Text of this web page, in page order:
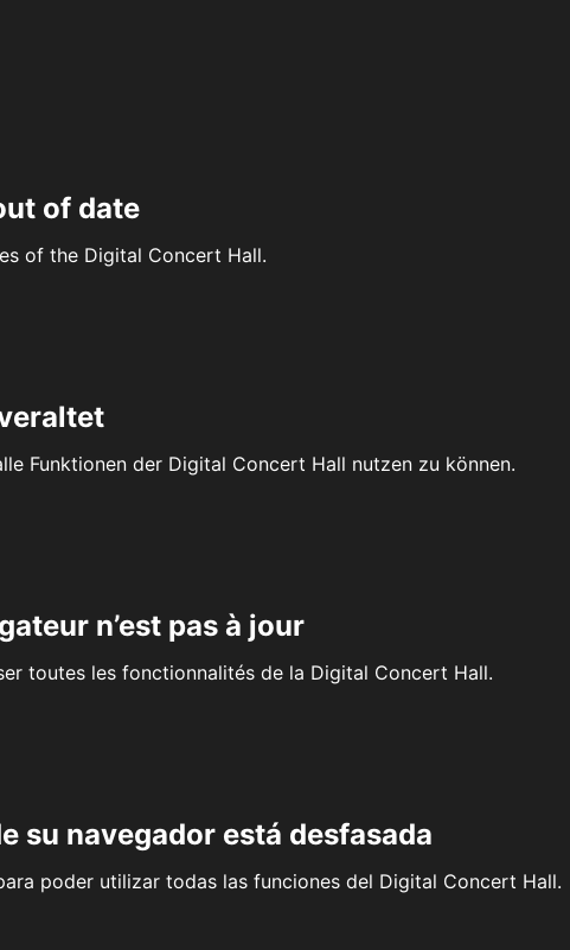
of date
of the Digital Concert Hall.
Funktionen der Digital Concert Hall nutzen zu können.
n’est pas à jour
toutes les fonctionnalités de la Digital Concert Hall.
su navegador está desfasada
poder utilizar todas las funciones del Digital Concert Hall.